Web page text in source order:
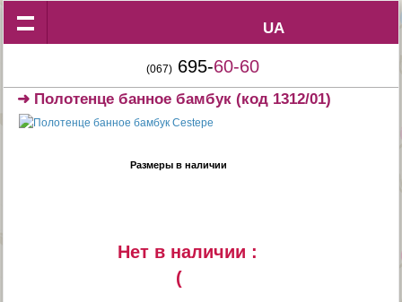
UA
UA
(067) 695-60-60
➜ Полотенце банное бамбук (код 1312/01)
Размеры в наличии
Нет в наличии :
(